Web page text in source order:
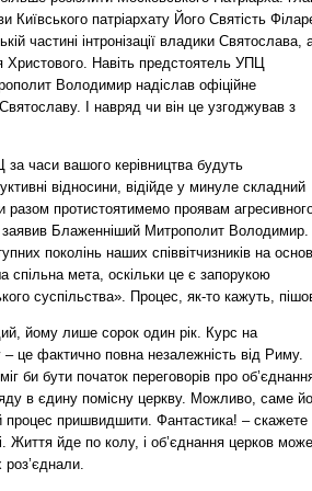
Київського патріархату Його Святість
частині інтронізації владики Святослава,
Христового. Навіть предстоятель УПЦ
Володимир надіслав офіційне
І навряд чи він це узгоджував з
часи вашого керівництва будуть
відносини, відійде у минуле складний
разом протистоятимемо проявам
заявив Блаженніший Митрополит
поколінь наших співвітчизників на
спільна мета, оскільки це є запорукою
суспільства». Процес, як-то кажуть,
йому лише сорок один рік. Курс на
– це фактично повна незалежність від Риму.
би бути початок переговорів про
в єдину помісну церкву. Можливо, саме
процес пришвидшити. Фантастика! – скажете
йде по колу, і об’єднання церков може